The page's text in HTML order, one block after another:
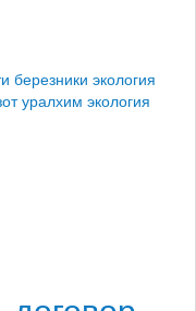
березники экология
уралхим экология